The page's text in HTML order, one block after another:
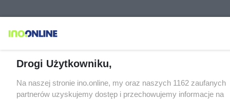
Drogi Użytkowniku,
Na naszej stronie ino.online, my oraz naszych 1162 zaufanych
partnerów uzyskujemy dostęp i przechowujemy informacje na